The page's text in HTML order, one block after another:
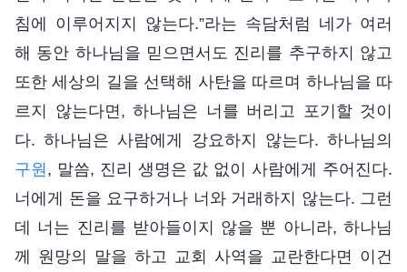
침에 이루어지지 않는다.”라는 속담처럼 네가 여러
해 동안 하나님을 믿으면서도 진리를 추구하지 않고
또한 세상의 길을 선택해 사탄을 따르며 하나님을 따
르지 않는다면, 하나님은 너를 버리고 포기할 것이
다. 하나님은 사람에게 강요하지 않는다. 하나님의
구원 , 말씀, 진리 생명은 값 없이 사람에게 주어진다.
너에게 돈을 요구하거나 너와 거래하지 않는다. 그런
데 너는 진리를 받아들이지 않을 뿐 아니라, 하나님
께 원망의 말을 하고 교회 사역을 교란한다면 이건